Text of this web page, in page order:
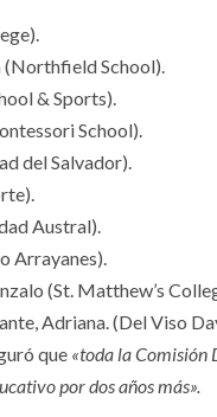
School).
& Sports).
School).
del Salvador).
Austral).
Arrayanes).
(St. Matthew’s
Adriana. (Del Viso
que «toda la Comisión
por dos años más».